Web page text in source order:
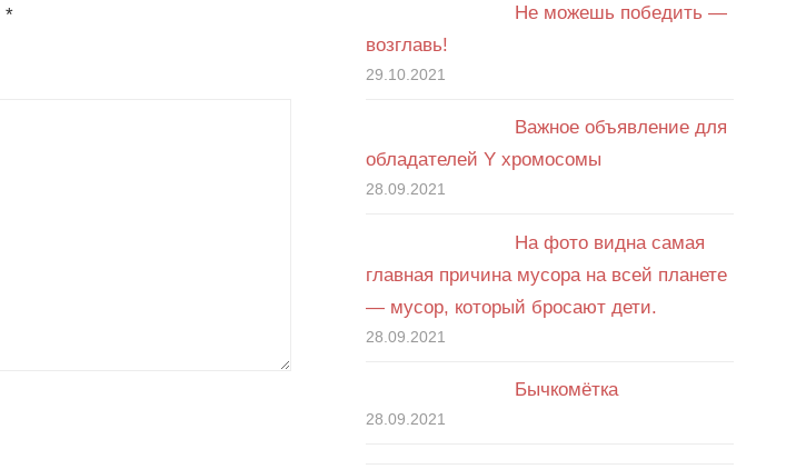
*
Не можешь победить —
возглавь!
29.10.2021
Важное объявление для
обладателей Y хромосомы
28.09.2021
На фото видна самая
главная причина мусора на всей планете
— мусор, который бросают дети.
28.09.2021
Бычкомётка
28.09.2021